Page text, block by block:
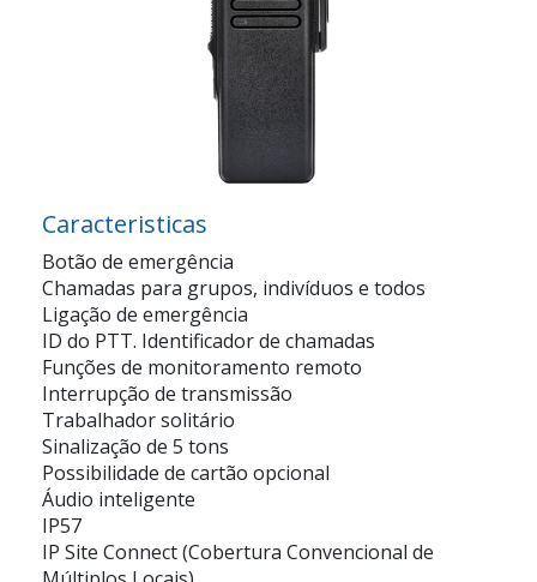
Caracteristicas
Botão de emergência
Chamadas para grupos, indivíduos e todos
Ligação de emergência
ID do PTT. Identificador de chamadas
Funções de monitoramento remoto
Interrupção de transmissão
Trabalhador solitário
Sinalização de 5 tons
Possibilidade de cartão opcional
Áudio inteligente
IP57
IP Site Connect (Cobertura Convencional de